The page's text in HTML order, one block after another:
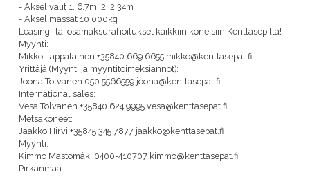
- Akselivälit 1. 6,7m, 2. 2,34m
- Akselimassat 10 000kg
Leasing- tai osamaksurahoitukset kaikkiin koneisiin Kenttäsepiltä!
Myynti:
Mikko Lappalainen +35840 669 6655 mikko@kenttasepat.fi
Yrittäjä (Myynti ja myyntitoimeksiannot):
Joona Tolvanen 050 5566559 joona@kenttasepat.fi
International sales:
Vesa Tolvanen +35840 624 9995 vesa@kenttasepat.fi
Metsäkoneet:
Jaakko Hirvi +35845 345 7877 jaakko@kenttasepat.fi
Myynti:
Kimmo Mastomäki 0400-410707 kimmo@kenttasepat.fi
Pirkanmaa